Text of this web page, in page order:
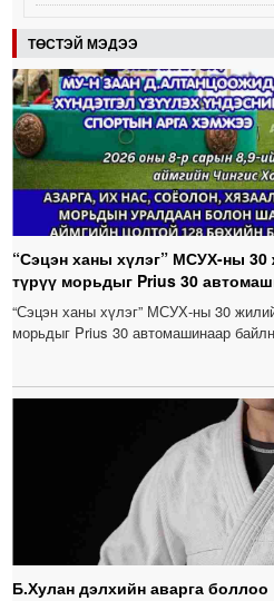
ТӨСТЭЙ МЭДЭЭ
“Сэцэн ханы хүлэг” МСУХ-ны
түрүү морьдыг Prius 30
“Сэцэн ханы хүлэг” МСУХ-ны 30
морьдыг Prius 30 автомашинаар
Б.Хулан дэлхийн аварга боллоо